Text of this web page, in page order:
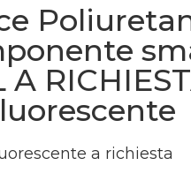
A
a richiesta